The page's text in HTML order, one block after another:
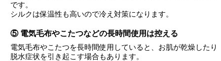
です。
シルクは保温性も高いので冷え対策になります。
⑤ 電気毛布やこたつなどの長時間使用は控える
電気毛布やこたつを長時間使用していると、お肌が乾燥したり
脱水症状を引き起こす場合もあります。